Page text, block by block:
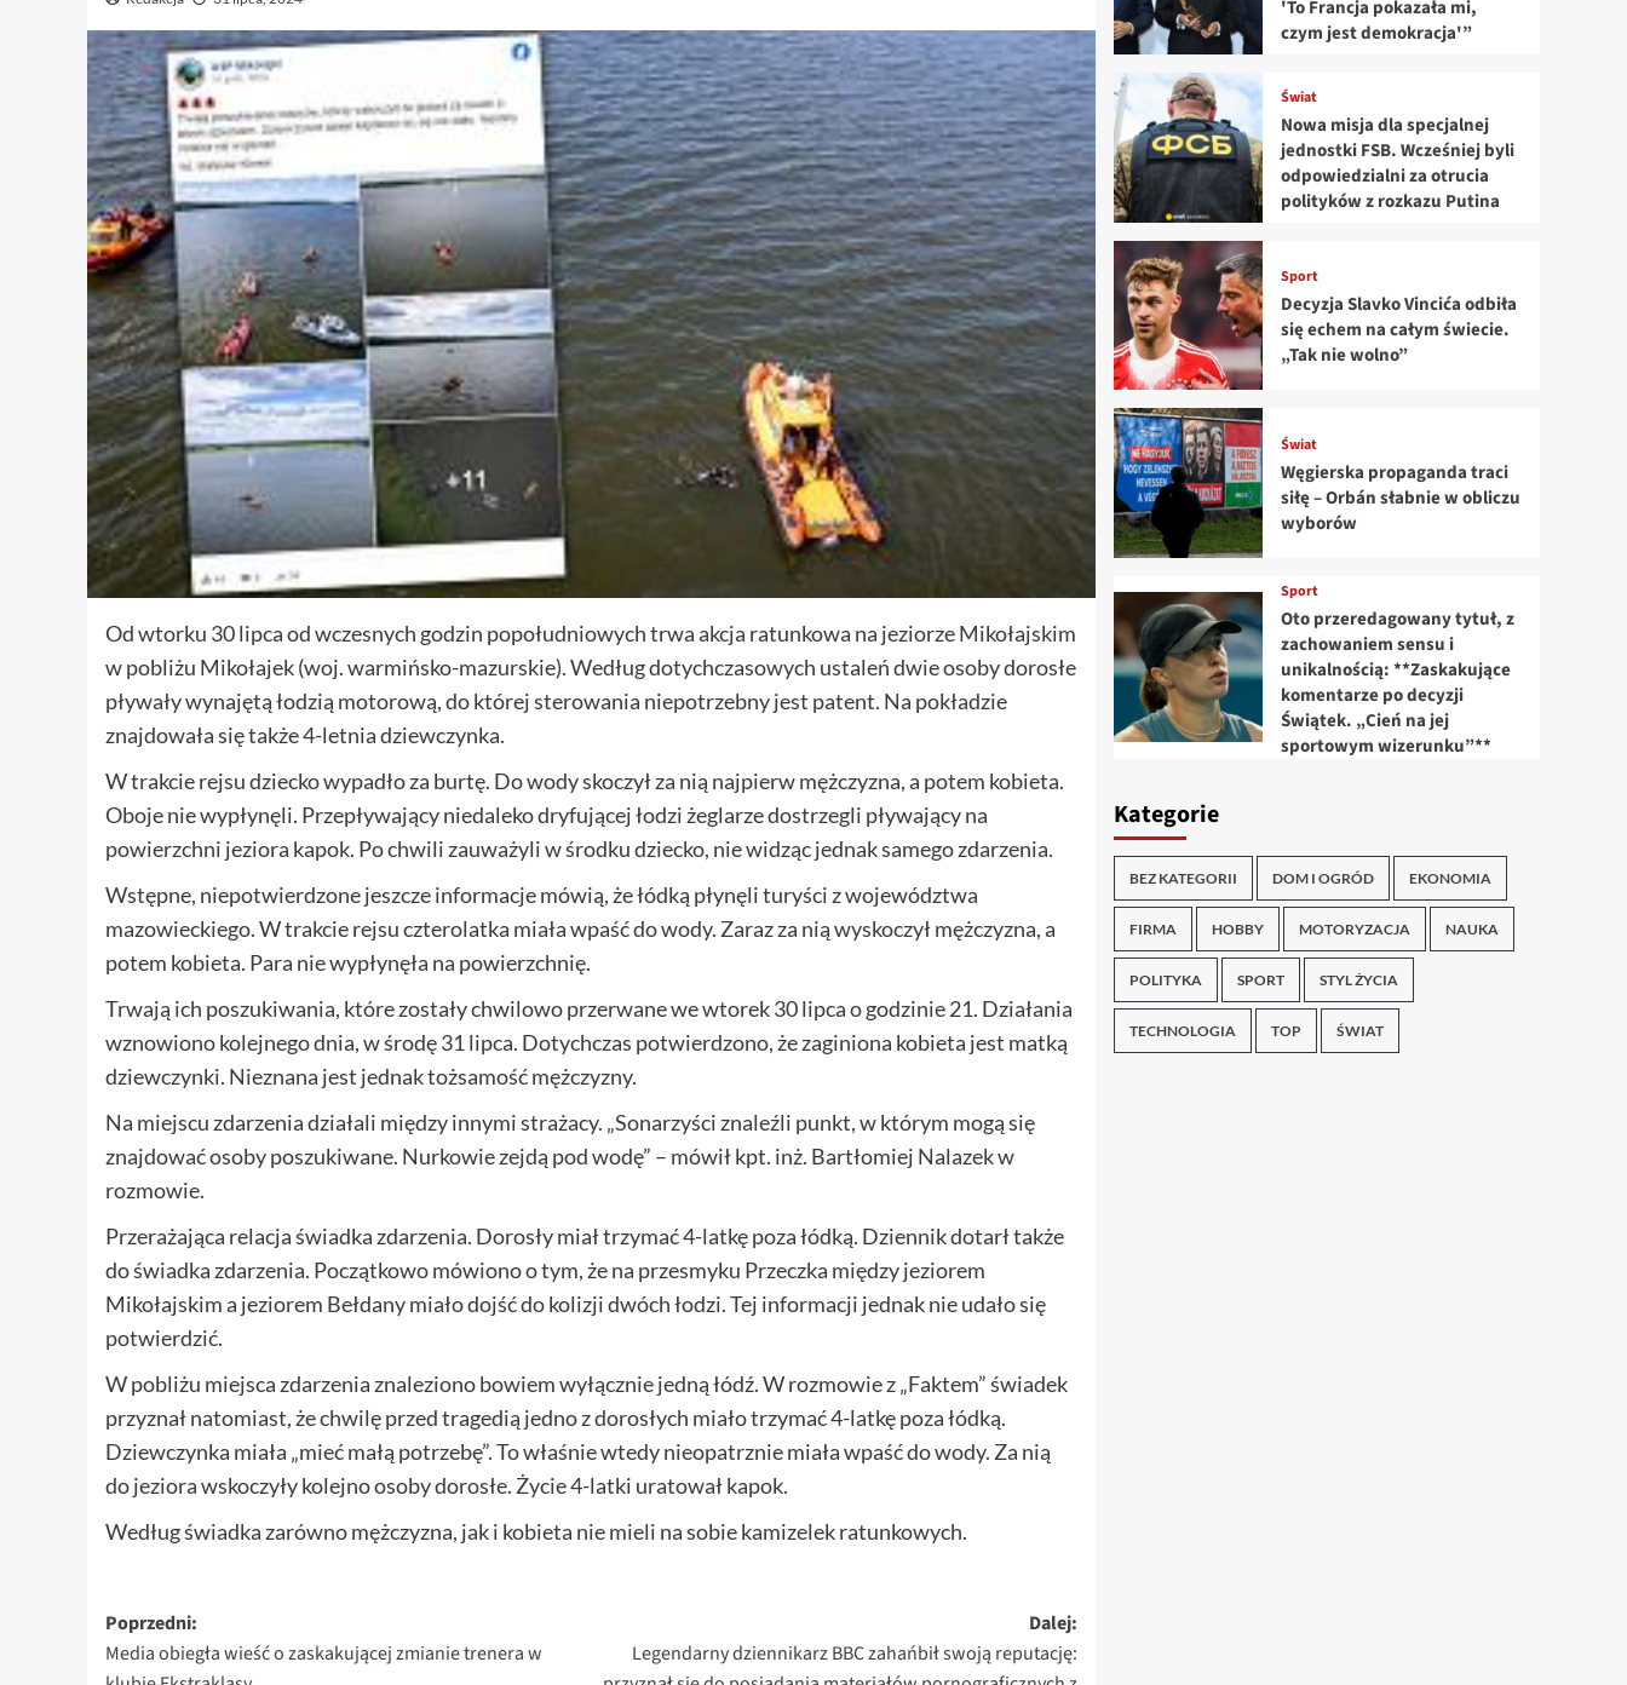
Od wtorku 30 lipca od wczesnych godzin popołudniowych trwa akcja ratunkowa na jeziorze Mikołajskim
w pobliżu Mikołajek (woj. warmińsko-mazurskie). Według dotychczasowych ustaleń dwie osoby dorosłe
pływały wynajętą łodzią motorową, do której sterowania niepotrzebny jest patent. Na pokładzie
znajdowała się także 4-letnia dziewczynka.
W trakcie rejsu dziecko wypadło za burtę. Do wody skoczył za nią najpierw mężczyzna, a potem kobieta.
Oboje nie wypłynęli. Przepływający niedaleko dryfującej łodzi żeglarze dostrzegli pływający na
powierzchni jeziora kapok. Po chwili zauważyli w środku dziecko, nie widząc jednak samego zdarzenia.
Wstępne, niepotwierdzone jeszcze informacje mówią, że łódką płynęli turyści z województwa
mazowieckiego. W trakcie rejsu czterolatka miała wpaść do wody. Zaraz za nią wyskoczył mężczyzna, a
potem kobieta. Para nie wypłynęła na powierzchnię.
Trwają ich poszukiwania, które zostały chwilowo przerwane we wtorek 30 lipca o godzinie 21. Działania
wznowiono kolejnego dnia, w środę 31 lipca. Dotychczas potwierdzono, że zaginiona kobieta jest matką
dziewczynki. Nieznana jest jednak tożsamość mężczyzny.
Na miejscu zdarzenia działali między innymi strażacy. „Sonarzyści znaleźli punkt, w którym mogą się
znajdować osoby poszukiwane. Nurkowie zejdą pod wodę” – mówił kpt. inż. Bartłomiej Nalazek w
rozmowie.
Przerażająca relacja świadka zdarzenia. Dorosły miał trzymać 4-latkę poza łódką. Dziennik dotarł także
do świadka zdarzenia. Początkowo mówiono o tym, że na przesmyku Przeczka między jeziorem
Mikołajskim a jeziorem Bełdany miało dojść do kolizji dwóch łodzi. Tej informacji jednak nie udało się
potwierdzić.
W pobliżu miejsca zdarzenia znaleziono bowiem wyłącznie jedną łódź. W rozmowie z „Faktem” świadek
przyznał natomiast, że chwilę przed tragedią jedno z dorosłych miało trzymać 4-latkę poza łódką.
Dziewczynka miała „mieć małą potrzebę”. To właśnie wtedy nieopatrznie miała wpaść do wody. Za nią
do jeziora wskoczyły kolejno osoby dorosłe. Życie 4-latki uratował kapok.
Według świadka zarówno mężczyzna, jak i kobieta nie mieli na sobie kamizelek ratunkowych.
Zobacz
wpisy
Poprzedni:
Media obiegła wieść o zaskakującej zmianie trenera w
Dalej:
Legendarny dziennikarz BBC zahańbił swoją reputację:
'To Francja pokazała mi,
czym jest demokracja'”
Świat
Nowa misja dla specjalnej
jednostki FSB. Wcześniej byli
odpowiedzialni za otrucia
polityków z rozkazu Putina
Sport
Decyzja Slavko Vincića odbiła
się echem na całym świecie.
„Tak nie wolno”
Świat
Węgierska propaganda traci
siłę – Orbán słabnie w obliczu
wyborów
Sport
Oto przeredagowany tytuł, z
zachowaniem sensu i
unikalnością: **Zaskakujące
komentarze po decyzji
Świątek. „Cień na jej
sportowym wizerunku”**
Kategorie
BEZ KATEGORII DOM I OGRÓD EKONOMIA
FIRMA HOBBY MOTORYZACJA NAUKA
POLITYKA SPORT STYL ŻYCIA
TECHNOLOGIA TOP ŚWIAT